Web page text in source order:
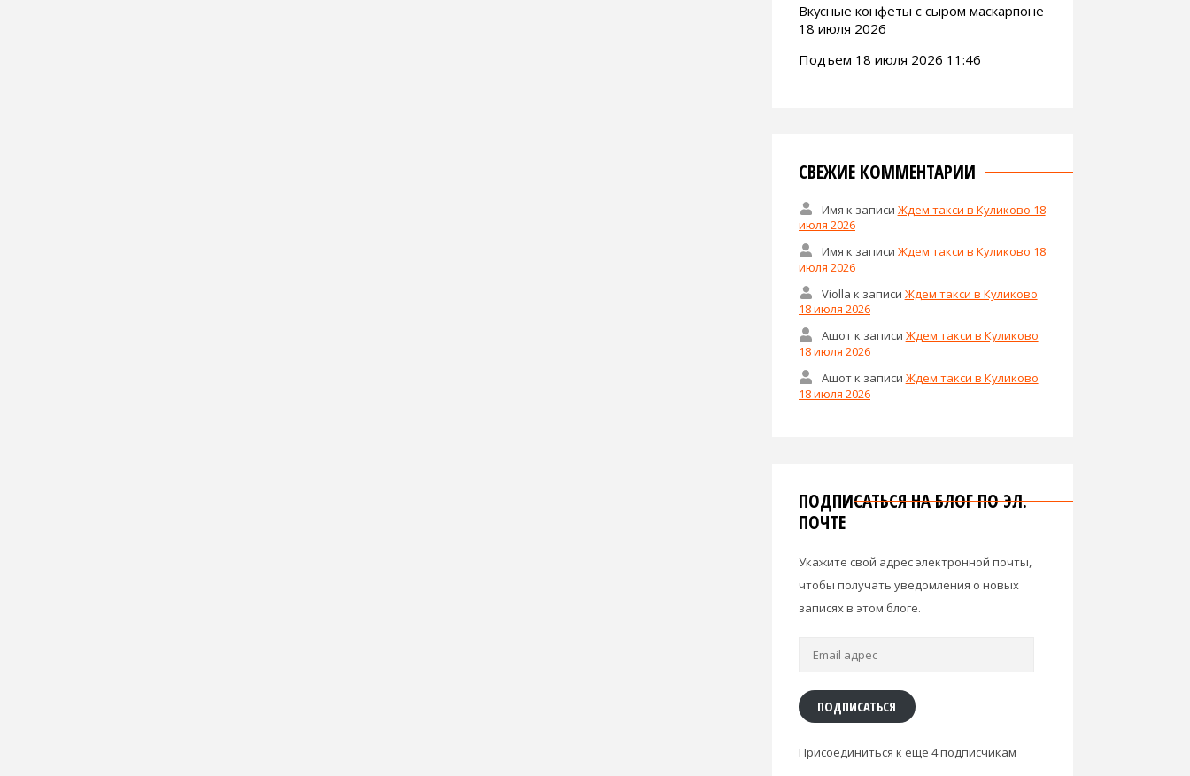
Вкусные конфеты с сыром маскарпоне
18 июля 2026
Подъем 18 июля 2026 11:46
СВЕЖИЕ КОММЕНТАРИИ
Имя к записи Ждем такси в Куликово 18
июля 2026
Имя к записи Ждем такси в Куликово 18
июля 2026
Violla к записи Ждем такси в Куликово
18 июля 2026
Ашотк записи Ждем такси в Куликово
18 июля 2026
Ашотк записи Ждем такси в Куликово
18 июля 2026
ПОДПИСАТЬСЯ НА БЛОГ ПО ЭЛ.
ПОЧТЕ
Укажите свой адрес электронной почты,
чтобы получать уведомления о новых
записях в этом блоге.
ПОДПИСАТЬСЯ
Присоединиться к еще 4 подписчикам